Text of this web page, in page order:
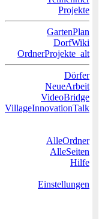
Projekte
GartenPlan
DorfWiki
OrdnerProjekte_alt
Dörfer
NeueArbeit
VideoBridge
VillageInnovationTalk
AlleOrdner
AlleSeiten
Hilfe
Einstellungen